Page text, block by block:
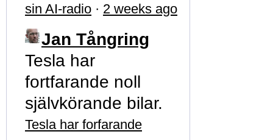
sin AI-radio · 2 weeks ago
Jan Tångring
Tesla har
fortfarande noll
självkörande bilar.
Tesla har forfarande